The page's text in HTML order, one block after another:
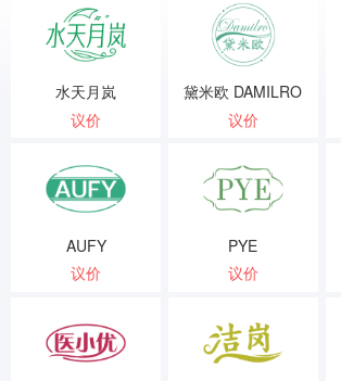
水天月岚
议价
黛米欧 DAMILRO
议价
AUFY
议价
PYE
议价